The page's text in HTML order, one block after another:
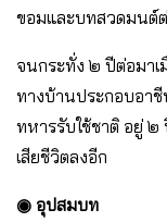
ขอมและบทสวดมนต์
จนกระทั่ง ๒ ปีต่อมา
ทางบ้านประกอบอา
ทหารรับใช้ชาติ อยู่
เสียชีวิตลงอีก
◉ อุปสมบท